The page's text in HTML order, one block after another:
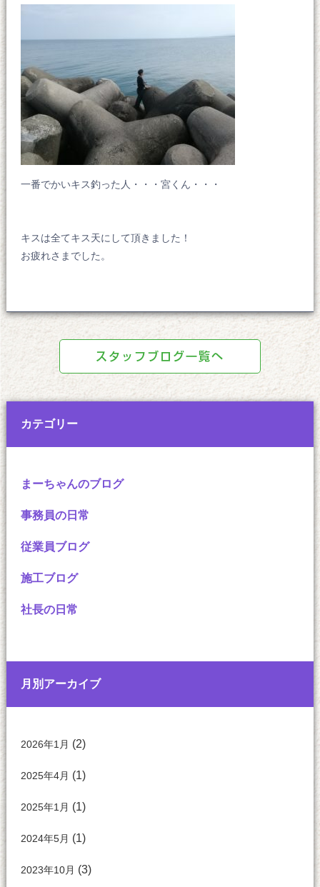
一番でかいキス釣った人・・・宮くん・・・
キスは全てキス天にして頂きました！
お疲れさまでした。
スタッフブログ一覧へ
カテゴリー
まーちゃんのブログ
事務員の日常
従業員ブログ
施工ブログ
社長の日常
月別アーカイブ
2026年1月 (2)
2025年4月 (1)
2025年1月 (1)
2024年5月 (1)
2023年10月 (3)